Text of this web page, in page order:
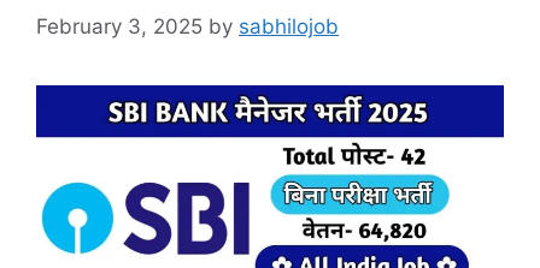
February 3, 2025 by sabhilojob